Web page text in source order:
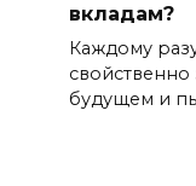
вкладам?
Каждому
свойственно
будущем и